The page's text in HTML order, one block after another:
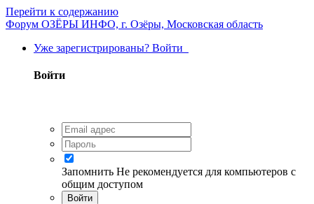
Перейти к содержанию
Форум ОЗЁРЫ ИНФО, г. Озёры, Московская область
Уже зарегистрированы? Войти
Войти
Запомнить Не рекомендуется для компьютеров с
общим доступом
Войти